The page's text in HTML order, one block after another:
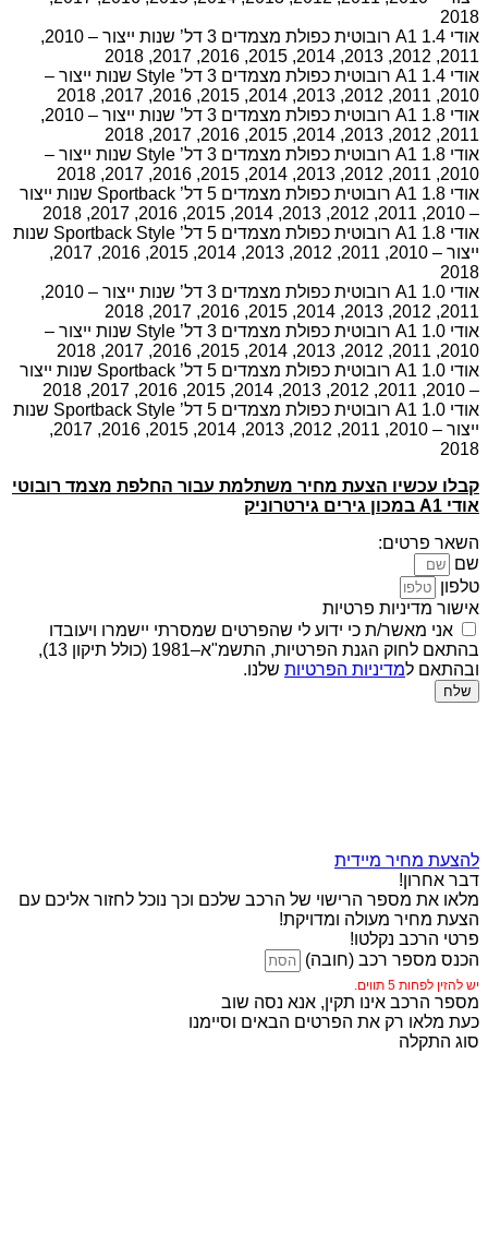
2018
אודי A1 1.4 רובוטית כפולת מצמדים 3 דל’ שנות ייצור – 2010,
2011, 2012, 2013, 2014, 2015, 2016, 2017, 2018
אודי A1 1.4 רובוטית כפולת מצמדים 3 דל’ Style שנות ייצור –
2010, 2011, 2012, 2013, 2014, 2015, 2016, 2017, 2018
אודי A1 1.8 רובוטית כפולת מצמדים 3 דל’ שנות ייצור – 2010,
2011, 2012, 2013, 2014, 2015, 2016, 2017, 2018
אודי A1 1.8 רובוטית כפולת מצמדים 3 דל’ Style שנות ייצור –
2010, 2011, 2012, 2013, 2014, 2015, 2016, 2017, 2018
אודי A1 1.8 רובוטית כפולת מצמדים 5 דל’ Sportback שנות ייצור
– 2010, 2011, 2012, 2013, 2014, 2015, 2016, 2017, 2018
אודי A1 1.8 רובוטית כפולת מצמדים 5 דל’ Sportback Style שנות
ייצור – 2010, 2011, 2012, 2013, 2014, 2015, 2016, 2017,
2018
אודי A1 1.0 רובוטית כפולת מצמדים 3 דל’ שנות ייצור – 2010,
2011, 2012, 2013, 2014, 2015, 2016, 2017, 2018
אודי A1 1.0 רובוטית כפולת מצמדים 3 דל’ Style שנות ייצור –
2010, 2011, 2012, 2013, 2014, 2015, 2016, 2017, 2018
אודי A1 1.0 רובוטית כפולת מצמדים 5 דל’ Sportback שנות ייצור
– 2010, 2011, 2012, 2013, 2014, 2015, 2016, 2017, 2018
אודי A1 1.0 רובוטית כפולת מצמדים 5 דל’ Sportback Style שנות
ייצור – 2010, 2011, 2012, 2013, 2014, 2015, 2016, 2017,
2018
קבלו עכשיו הצעת מחיר משתלמת עבור החלפת מצמד רובוטי
אודי A1 במכון גירים גירטרוניק
השאר פרטים:
שם
טלפון
אישור מדיניות פרטיות
אני מאשר/ת כי ידוע לי שהפרטים שמסרתי יישמרו ויעובדו
בהתאם לחוק הגנת הפרטיות, התשמ"א–1981 (כולל תיקון 13),
ובהתאם למדיניות הפרטיות שלנו.
שלח
להצעת מחיר מיידית
דבר אחרון!
מלאו את מספר הרישוי של הרכב שלכם וכך נוכל לחזור אליכם עם
הצעת מחיר מעולה ומדויקת!
פרטי הרכב נקלטו!
הכנס מספר רכב (חובה)
יש להזין לפחות 5 תווים.
מספר הרכב אינו תקין, אנא נסה שוב
כעת מלאו רק את הפרטים הבאים וסיימנו
סוג התקלה